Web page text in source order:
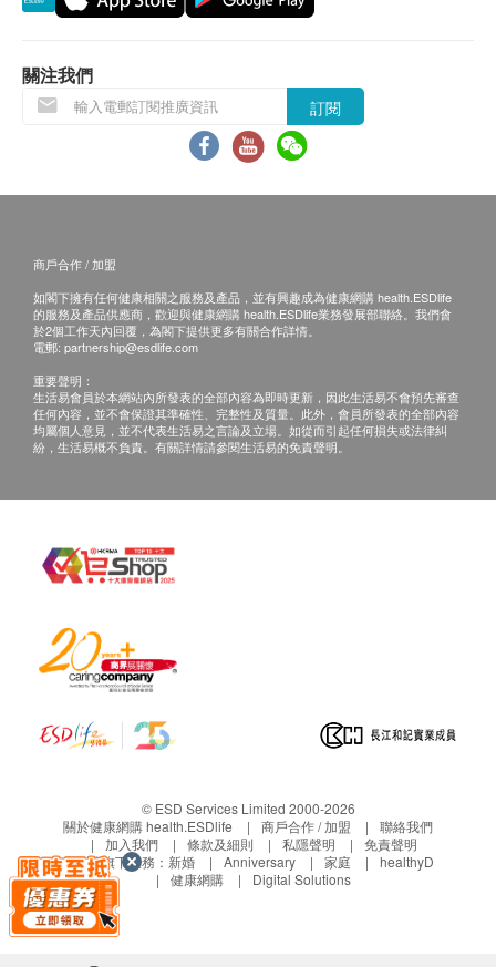
每日5粒，配溫水服用
劑型
膠囊
12個月
注意事項
如有肝臟健康問題、正使用抗凝血藥物、孕婦、計
劃懷孕者或兩歲以下小孩，服用前請諮詢醫生或專
業人士意見。
應存放於兒童無法取得之處。
有所不同。
過量攝取。
儲存在陰涼乾爽處，避免陽光直接照射，避免受
備註
功效。以上產品沒有根據《藥劑業及毒藥條例》或
診斷、治療或預防任何疾病之用。
原產地
日本製造
關注我們
訂閱
商戶合作 / 加盟
如閣下擁有任何健康相關之服務及產品，並有興趣成為健康網購 health.ESDlife
的服務及產品供應商，歡迎與健康網購 health.ESDlife業務發展部聯絡。我們會
於2個工作天內回覆，為閣下提供更多有關合作詳情。
電郵: partnership@esdlife.com
重要聲明：
生活易會員於本網站內所發表的全部內容為即時更新，因此生活易不會預先審查
任何內容，並不會保證其準確性、完整性及質量。此外，會員所發表的全部內容
均屬個人意見，並不代表生活易之言論及立場。如從而引起任何損失或法律糾
紛，生活易概不負責。有關詳情請參閱生活易的免責聲明。
© ESD Services Limited 2000-2026
關於健康網購 health.ESDlife
商戶合作 / 加盟
聯絡我們
加入我們
條款及細則 私隱聲明
免責聲明
生活易旗下業務： 新婚 Anniversary 家庭
healthyD
健康網購
Digital Solutions